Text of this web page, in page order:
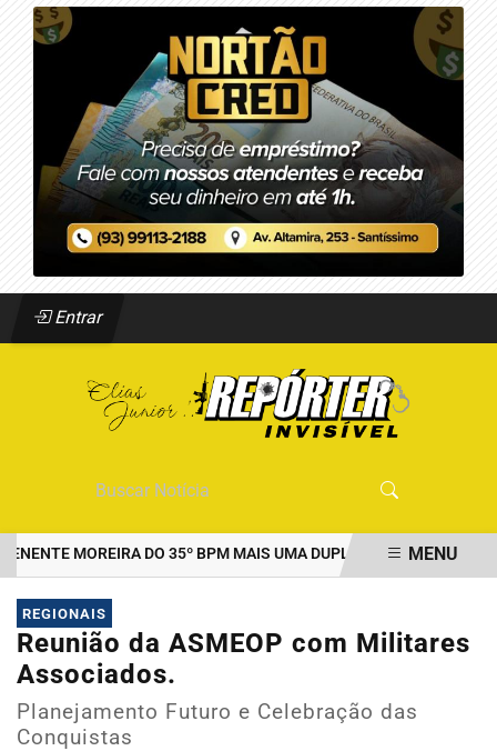
Entrar
MOREIRA DO 35º BPM MAIS UMA DUPLA PRESA POR TRÁFICO
EM ALTA
MENU
REGIONAIS
Reunião da ASMEOP com Militares
Associados.
Planejamento Futuro e Celebração das
Conquistas